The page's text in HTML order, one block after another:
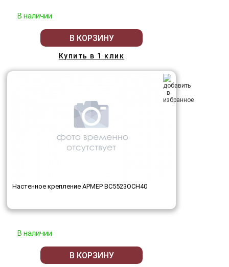
В наличии
В КОРЗИНУ
Купить в 1 клик
Настенное крепление АРМЕР ВС5523ОСН40
В наличии
В КОРЗИНУ